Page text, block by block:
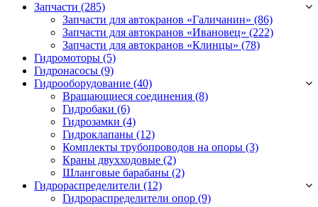
Запчасти (285)
Запчасти для автокранов «Галичанин» (86)
Запчасти для автокранов «Ивановец» (222)
Запчасти для автокранов «Клинцы» (78)
Гидромоторы (5)
Гидронасосы (9)
Гидрооборудование (40)
Вращающиеся соединения (8)
Гидробаки (6)
Гидрозамки (4)
Гидроклапаны (12)
Комплекты трубопроводов на опоры (3)
Краны двухходовые (2)
Шланговые барабаны (2)
Гидрораспределители (12)
Гидрораспределители опор (9)